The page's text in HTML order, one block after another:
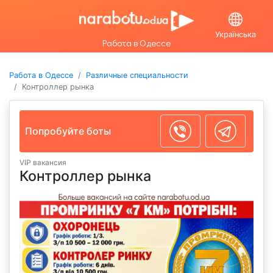
Работа в Одессе
Українська
Работа в Одессе
Различные специальности
Контроллер рынка
Попробуйте боты
VIP вакансия
Контроллер рынка